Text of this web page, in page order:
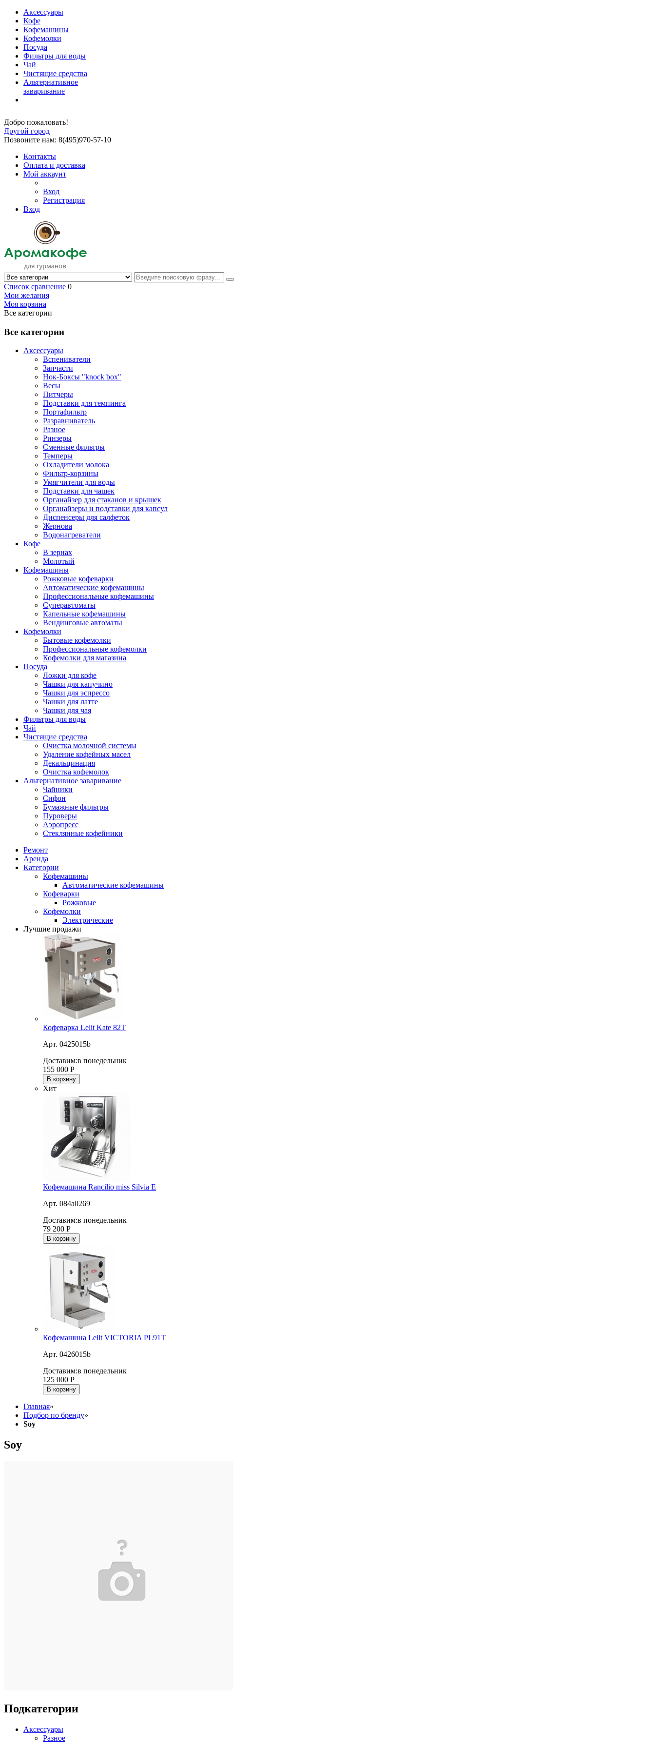
Аксессуары
Кофе
Кофемашины
Кофемолки
Посуда
Фильтры для воды
Чай
Чистящие средства
Альтернативное
заваривание
Добро пожаловать!
Другой город
Позвоните нам: 8(495)970-57-10
Контакты
Оплата и доставка
Мой аккаунт
Вход
Регистрация
Вход
Список сравнение 0
Мои желания
Моя корзина
Все категории
Все категории
Аксессуары
Вспениватели
Запчасти
Нок-Боксы "knock box"
Весы
Питчеры
Подставки для темпинга
Портафильтр
Разравниватель
Разное
Ринзеры
Сменные фильтры
Темперы
Охладители молока
Фильтр-корзины
Умягчители для воды
Подставки для чашек
Органайзер для стаканов и крышек
Органайзеры и подставки для капсул
Диспенсеры для салфеток
Жернова
Водонагреватели
Кофе
В зернах
Молотый
Кофемашины
Рожковые кофеварки
Автоматические кофемашины
Профессиональные кофемашины
Суперавтоматы
Капельные кофемашины
Вендинговые автоматы
Кофемолки
Бытовые кофемолки
Профессиональные кофемолки
Кофемолки для магазина
Посуда
Ложки для кофе
Чашки для капучино
Чашки для эспрессо
Чашки для латте
Чашки для чая
Фильтры для воды
Чай
Чистящие средства
Очистка молочной системы
Удаление кофейных масел
Декальцинация
Очистка кофемолок
Альтернативное заваривание
Чайники
Сифон
Бумажные фильтры
Пуроверы
Аэропресс
Стеклянные кофейники
Ремонт
Аренда
Категории
Кофемашины
Автоматические кофемашины
Кофеварки
Рожковые
Кофемолки
Электрические
Лучшие продажи
Кофеварка Lelit Kate 82T
Арт. 0425015b
Доставим:в понедельник
155 000 Р
В корзину
Хит
Кофемашина Rancilio miss Silvia E
Арт. 084a0269
Доставим:в понедельник
79 200 Р
В корзину
Кофемашина Lelit VICTORIA PL91T
Арт. 0426015b
Доставим:в понедельник
125 000 Р
В корзину
Главная»
Подбор по бренду»
Soy
Soy
Подкатегории
Аксессуары
Разное